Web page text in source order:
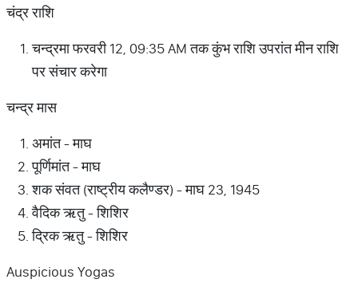
चंद्र राशि
चन्द्रमा फरवरी 12, 09:35 AM तक कुंभ राशि उपरांत मीन राशि
पर संचार करेगा
चन्द्र मास
अमांत - माघ
पूर्णिमांत - माघ
शक संवत (राष्ट्रीय कलैण्डर) - माघ 23, 1945
वैदिक ऋतु - शिशिर
द्रिक ऋतु - शिशिर
Auspicious Yogas